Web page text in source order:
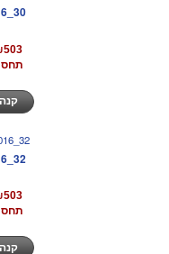
קנה עכשיו
קנה עכשיו